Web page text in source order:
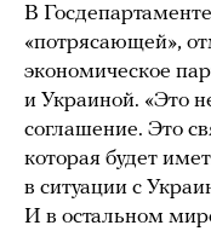
В
«потрясающей»,
экономическое
и Украиной. «Это
соглашение. Это
которая будет
в ситуации с
И в остальном